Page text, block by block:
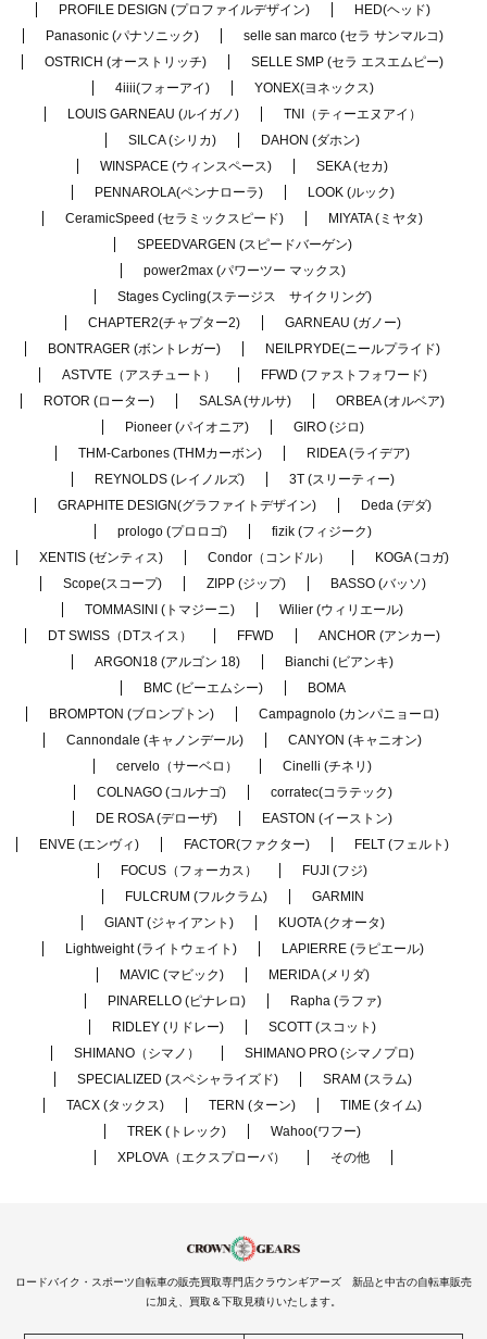
PROFILE DESIGN (プロファイルデザイン)
HED(ヘッド)
Panasonic (パナソニック)
selle san marco (セラ サンマルコ)
OSTRICH (オーストリッチ)
SELLE SMP (セラ エスエムピー)
4iiii(フォーアイ)
YONEX(ヨネックス)
LOUIS GARNEAU (ルイガノ)
TNI（ティーエヌアイ）
SILCA (シリカ)
DAHON (ダホン)
WINSPACE (ウィンスペース)
SEKA (セカ)
PENNAROLA(ペンナローラ)
LOOK (ルック)
CeramicSpeed (セラミックスピード)
MIYATA (ミヤタ)
SPEEDVARGEN (スピードバーゲン)
power2max (パワーツー マックス)
Stages Cycling(ステージス サイクリング)
CHAPTER2(チャプター2)
GARNEAU (ガノー)
BONTRAGER (ボントレガー)
NEILPRYDE(ニールプライド)
ASTVTE（アスチュート）
FFWD (ファストフォワード)
ROTOR (ローター)
SALSA (サルサ)
ORBEA (オルベア)
Pioneer (パイオニア)
GIRO (ジロ)
THM-Carbones (THMカーボン)
RIDEA (ライデア)
REYNOLDS (レイノルズ)
3T (スリーティー)
GRAPHITE DESIGN(グラファイトデザイン)
Deda (デダ)
prologo (プロロゴ)
fizik (フィジーク)
XENTIS (ゼンティス)
Condor（コンドル）
KOGA (コガ)
Scope(スコープ)
ZIPP (ジップ)
BASSO (バッソ)
TOMMASINI (トマジーニ)
Wilier (ウィリエール)
DT SWISS（DTスイス）
FFWD
ANCHOR (アンカー)
ARGON18 (アルゴン 18)
Bianchi (ビアンキ)
BMC (ビーエムシー)
BOMA
BROMPTON (ブロンプトン)
Campagnolo (カンパニョーロ)
Cannondale (キャノンデール)
CANYON (キャニオン)
cervelo（サーベロ）
Cinelli (チネリ)
COLNAGO (コルナゴ)
corratec(コラテック)
DE ROSA (デローザ)
EASTON (イーストン)
ENVE (エンヴィ)
FACTOR(ファクター)
FELT (フェルト)
FOCUS（フォーカス）
FUJI (フジ)
FULCRUM (フルクラム)
GARMIN
GIANT (ジャイアント)
KUOTA (クオータ)
Lightweight (ライトウェイト)
LAPIERRE (ラピエール)
MAVIC (マビック)
MERIDA (メリダ)
PINARELLO (ピナレロ)
Rapha (ラファ)
RIDLEY (リドレー)
SCOTT (スコット)
SHIMANO（シマノ）
SHIMANO PRO (シマノプロ)
SPECIALIZED (スペシャライズド)
SRAM (スラム)
TACX (タックス)
TERN (ターン)
TIME (タイム)
TREK (トレック)
Wahoo(ワフー)
XPLOVA（エクスプローバ）
その他
ロードバイク・スポーツ自転車の販売買取専門店クラウンギアーズ 新品と中古の自転車販売
に加え、買取＆下取見積りいたします。